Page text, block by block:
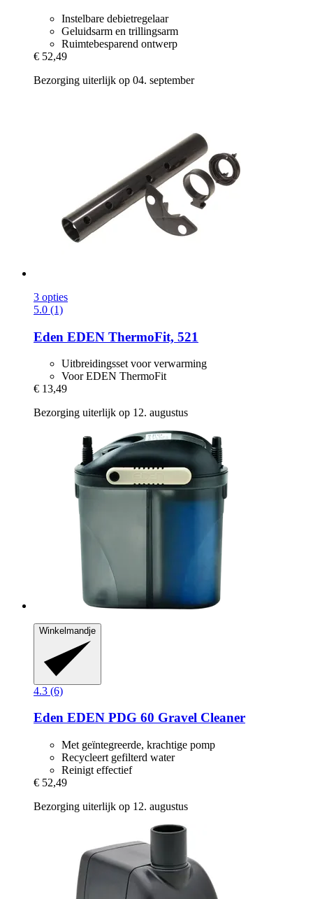
Instelbare debietregelaar
Geluidsarm en trillingsarm
Ruimtebesparend ontwerp
€ 52,49
Bezorging uiterlijk op 04. september
3 opties
5.0 (1)
Eden EDEN ThermoFit, 521
Uitbreidingsset voor verwarming
Voor EDEN ThermoFit
€ 13,49
Bezorging uiterlijk op 12. augustus
Winkelmandje
4.3 (6)
Eden EDEN PDG 60 Gravel Cleaner
Met geïntegreerde, krachtige pomp
Recycleert gefilterd water
Reinigt effectief
€ 52,49
Bezorging uiterlijk op 12. augustus